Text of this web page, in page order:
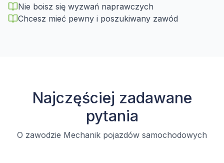
Nie boisz się wyzwań naprawczych
Chcesz mieć pewny i poszukiwany zawód
Najczęściej zadawane
pytania
O zawodzie Mechanik pojazdów samochodowych